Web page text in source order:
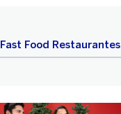
Fast Food Restaurantes